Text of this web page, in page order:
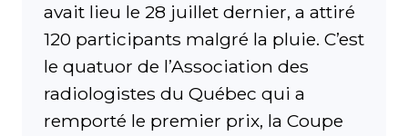
avait lieu le 28 juillet dernier, a attiré
120 participants malgré la pluie. C’est
le quatuor de l’Association des
radiologistes du Québec qui a
remporté le premier prix, la Coupe